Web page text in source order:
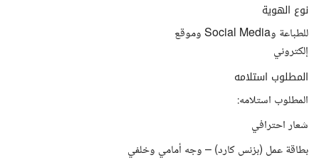
نوع الهوية
للطباعة وSocial Media وموقع
إلكتروني
المطلوب استلامه
المطلوب استلامه:
شعار احترافي
بطاقة عمل (بزنس كارد) – وجه أمامي وخلفي